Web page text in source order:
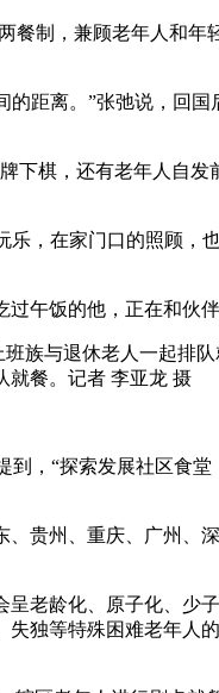
制，兼顾老年人和年
距离。”张弛说，回
棋，还有老年人自发
，在家门口的照顾，
午饭的他，正在和伙伴
就餐。记者 李亚龙 摄
，“探索发展社区食堂
贵州、重庆、广州、
老龄化、原子化、少
独等特殊困难老年人